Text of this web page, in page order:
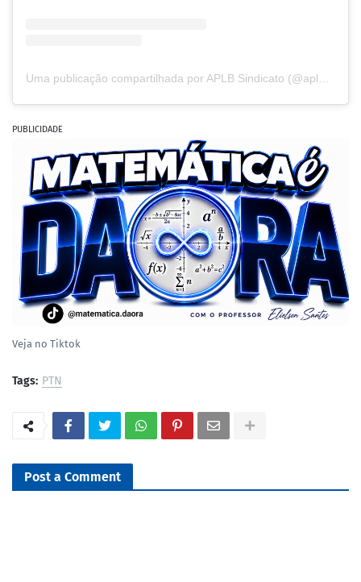
Uma publicação compartilhada por APLB Sindicato (@aplbptn)
PUBLICIDADE
Veja no Tiktok
Tags: PTN
Post a Comment